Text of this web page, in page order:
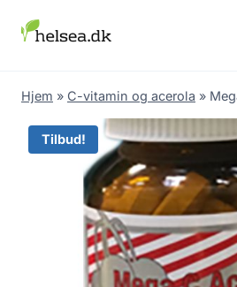
Hjem » C-vitamin og acerola »
Tilbud!